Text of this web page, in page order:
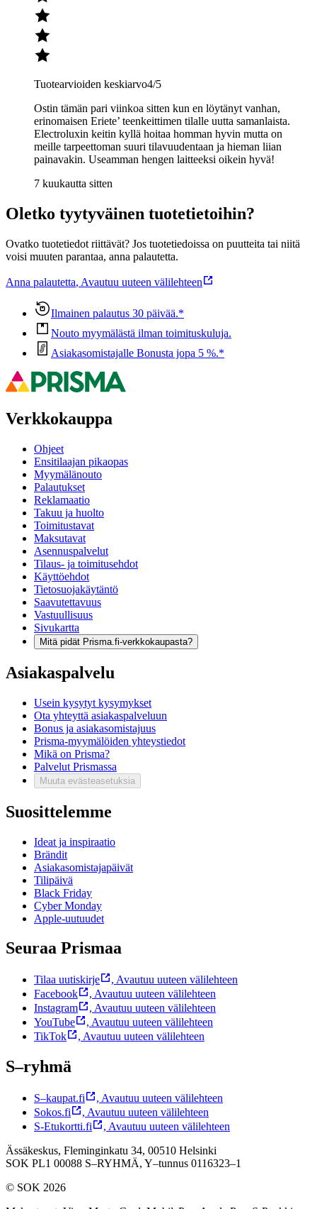
Tuotearvioiden keskiarvo4/5
Ostin tämän pari viinkoa sitten kun en löytänyt vanhan,
erinomaisen Eriete’ teenkeittimen tilalle uutta samanlaista.
Electroluxin keitin kyllä hoitaa homman hyvin mutta on
meille tarpeettoman suuri tilavuudentaan ja hieman liian
painavakin. Useamman hengen laitteeksi oikein hyvä!
7 kuukautta sitten
Oletko tyytyväinen tuotetietoihin?
Ovatko tuotetiedot riittävät? Jos tuotetiedoissa on puutteita tai niitä
voisi muuten parantaa, anna palautetta.
Anna palautetta, Avautuu uuteen välilehteen
Ilmainen palautus 30 päivää.*
Nouto myymälästä ilman toimituskuluja.
Asiakasomistajalle Bonusta jopa 5 %.*
Verkkokauppa
Ohjeet
Ensitilaajan pikaopas
Myymälänouto
Palautukset
Reklamaatio
Takuu ja huolto
Toimitustavat
Maksutavat
Asennuspalvelut
Tilaus- ja toimitusehdot
Käyttöehdot
Tietosuojakäytäntö
Saavutettavuus
Vastuullisuus
Sivukartta
Mitä pidät Prisma.fi-verkkokaupasta?
Asiakaspalvelu
Usein kysytyt kysymykset
Ota yhteyttä asiakaspalveluun
Bonus ja asiakasomistajuus
Prisma-myymälöiden yhteystiedot
Mikä on Prisma?
Palvelut Prismassa
Muuta evästeasetuksia
Suosittelemme
Ideat ja inspiraatio
Brändit
Asiakasomistajapäivät
Tilipäivä
Black Friday
Cyber Monday
Apple-uutuudet
Seuraa Prismaa
Tilaa uutiskirje , Avautuu uuteen välilehteen
Facebook
, Avautuu uuteen välilehteen
Instagram
, Avautuu uuteen välilehteen
YouTube
, Avautuu uuteen välilehteen
TikTok
, Avautuu uuteen välilehteen
S–ryhmä
S–kaupat.fi , Avautuu uuteen välilehteen
Sokos.fi
, Avautuu uuteen välilehteen
S-Etukortti.fi
, Avautuu uuteen välilehteen
Ässäkeskus, Fleminginkatu 34, 00510 Helsinki
SOK PL1 00088 S–RYHMÄ, Y–tunnus 0116323–1
© SOK 2026